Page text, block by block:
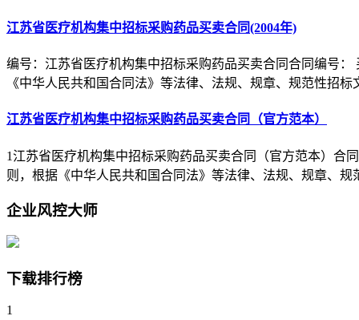
江苏省医疗机构集中招标采购药品买卖合同(2004年)
编号：江苏省医疗机构集中招标采购药品买卖合同合同编号
《中华人民共和国合同法》等法律、法规、规章、规范性招
江苏省医疗机构集中招标采购药品买卖合同（官方范本）
1江苏省医疗机构集中招标采购药品买卖合同（官方范本）合
则，根据《中华人民共和国合同法》等法律、法规、规章、规
企业风控大师
下载排行榜
1